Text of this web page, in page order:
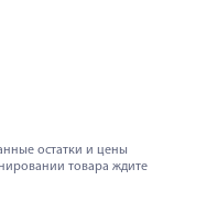
остатки и цены
товара ждите